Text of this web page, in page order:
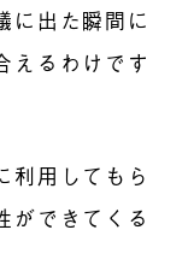
に出た瞬間に
えるわけです
利用してもら
ができてくる